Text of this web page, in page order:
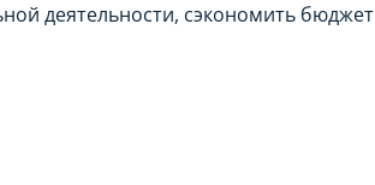
деятельности, сэкономить бюджет